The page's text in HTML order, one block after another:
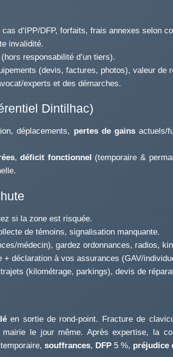
d’IPP/DFP, forfaits, frais annexes selon
invalidité.
responsabilité d’un tiers).
(devis, factures, photos), valeur de
experts et des démarches.
Dintilhac)
déplacements, pertes de gains actuels/
,déficit fonctionnel (temporaire &
si la zone est risquée.
de témoins, signalisation manquante.
médecin), gardez ordonnances, radios,
+ déclaration à vos assurances (GAV/
(kilométrage, parkings), devis de
en sortie de rond-point. Fracture de
le jour même. Après expertise, la
temporaire, souffrances, DFP 5 %, préjudice